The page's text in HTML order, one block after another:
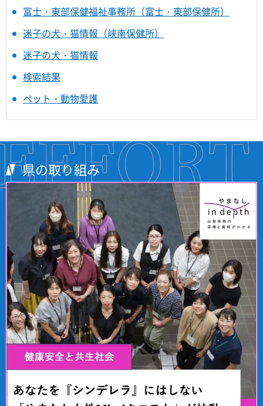
富士・東部保健福祉事務所（富士・東部保健所）
迷子の犬・猫情報（峡南保健所）
迷子の犬・猫情報
検索結果
ペット・動物愛護
県の取り組み